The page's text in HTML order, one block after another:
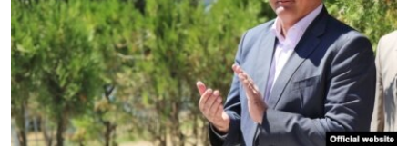
СОВЕТЫ ПРАВОЗАЩИТНИКОВ
ПРОПАВШИЕ БЕЗ ВЕСТИ
ПОБЕДИТЕЛЕЙ НЕ СУДЯТ?
КРЫМ.НЕПОКОРЕННЫЙ
ELIFBE
Qırımtatar
ПРИСОЕДИНЯЙТЕСЬ!